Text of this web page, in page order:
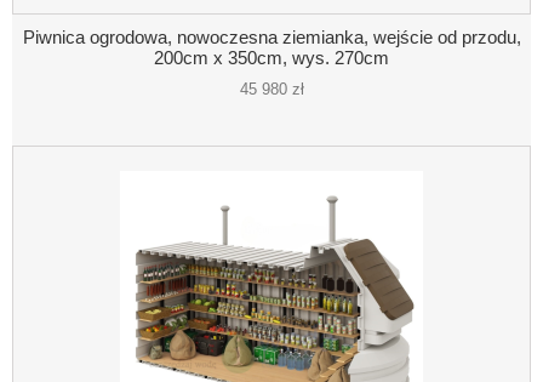
Piwnica ogrodowa, nowoczesna ziemianka, wejście od przodu,
200cm x 350cm, wys. 270cm
45 980 zł